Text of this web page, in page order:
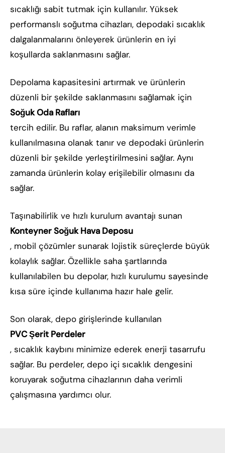
sıcaklığı sabit tutmak için kullanılır. Yüksek
performanslı soğutma cihazları, depodaki sıcaklık
dalgalanmalarını önleyerek ürünlerin en iyi
koşullarda saklanmasını sağlar.
Depolama kapasitesini artırmak ve ürünlerin
düzenli bir şekilde saklanmasını sağlamak için
Soğuk Oda Rafları
tercih edilir. Bu raflar, alanın maksimum verimle
kullanılmasına olanak tanır ve depodaki ürünlerin
düzenli bir şekilde yerleştirilmesini sağlar. Aynı
zamanda ürünlerin kolay erişilebilir olmasını da
sağlar.
Taşınabilirlik ve hızlı kurulum avantajı sunan
Konteyner Soğuk Hava Deposu
, mobil çözümler sunarak lojistik süreçlerde büyük
kolaylık sağlar. Özellikle saha şartlarında
kullanılabilen bu depolar, hızlı kurulumu sayesinde
kısa süre içinde kullanıma hazır hale gelir.
Son olarak, depo girişlerinde kullanılan
PVC Şerit Perdeler
, sıcaklık kaybını minimize ederek enerji tasarrufu
sağlar. Bu perdeler, depo içi sıcaklık dengesini
koruyarak soğutma cihazlarının daha verimli
çalışmasına yardımcı olur.